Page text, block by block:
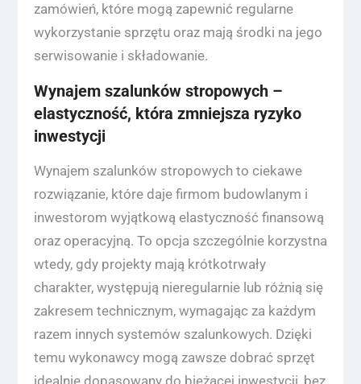
zamówień, które mogą zapewnić regularne
wykorzystanie sprzętu oraz mają środki na jego
serwisowanie i składowanie.
Wynajem szalunków stropowych –
elastyczność, która zmniejsza ryzyko
inwestycji
Wynajem szalunków stropowych to ciekawe
rozwiązanie, które daje firmom budowlanym i
inwestorom wyjątkową elastyczność finansową
oraz operacyjną. To opcja szczególnie korzystna
wtedy, gdy projekty mają krótkotrwały
charakter, występują nieregularnie lub różnią się
zakresem technicznym, wymagając za każdym
razem innych systemów szalunkowych. Dzięki
temu wykonawcy mogą zawsze dobrać sprzęt